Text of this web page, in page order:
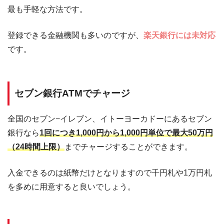
最も手軽な方法です。
登録できる金融機関も多いのですが、 楽天銀行には未対応
です。
セブン銀行ATMでチャージ
全国のセブン−イレブン、イトーヨーカドーにあるセブン
銀行なら1回につき1,000円から1,000円単位で最大50万円
（24時間上限）までチャージすることができます。
入金できるのは紙幣だけとなりますので千円札や1万円札
を多めに用意すると良いでしょう。